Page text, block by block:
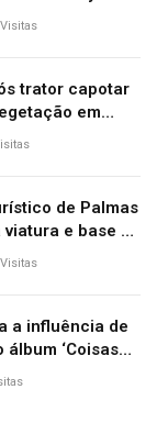
no Grammy
Visitas
trator capotar
em
de Palmas
e base de
Visitas
a influência de
álbum ‘Coisas